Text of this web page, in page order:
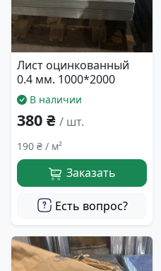
Лист оцинкованный
0.4 мм. 1000*2000
В наличии
380 ₴ / шт.
190 ₴ / м²
Заказать
Есть вопрос?